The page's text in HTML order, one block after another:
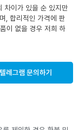
차이가 있을 순 있지만
, 합리적인 가격에 판
이 없을 경우 저희 하
레그램 문의하기